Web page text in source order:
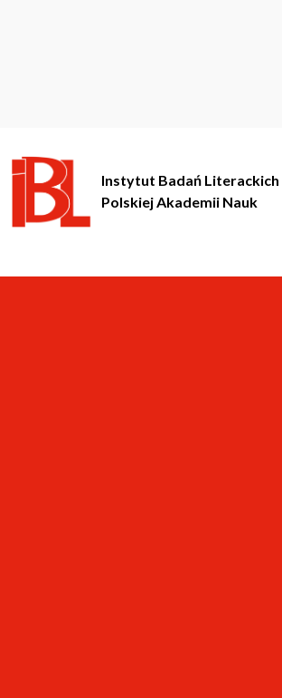
Instytut Badań Literackich
Polskiej Akademii Nauk
Instytut Badań
prowadzonych w
polskiej, a także
dokumentacyjne,